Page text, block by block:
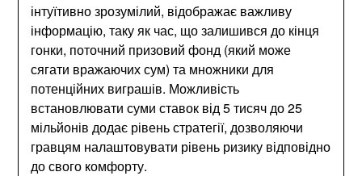
інтуїтивно зрозумілий, відображає важливу
інформацію, таку як час, що залишився до кінця
гонки, поточний призовий фонд (який може
сягати вражаючих сум) та множники для
потенційних виграшів. Можливість
встановлювати суми ставок від 5 тисяч до 25
мільйонів додає рівень стратегії, дозволяючи
гравцям налаштовувати рівень ризику відповідно
до свого комфорту.